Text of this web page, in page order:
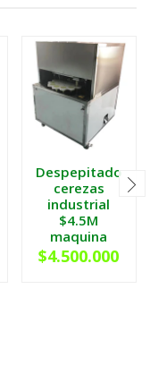
Despepitadora
cerezas
industrial
$4.5M
maquina
$4.500.000